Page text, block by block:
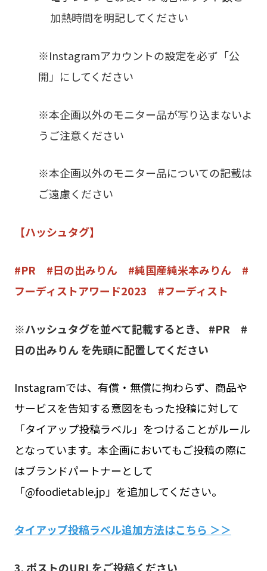
加熱時間を明記してください
※Instagramアカウントの設定を必ず「公
開」にしてください
※本企画以外のモニター品が写り込まないよ
うご注意ください
※本企画以外のモニター品についての記載は
ご遠慮ください
【ハッシュタグ】
#PR #日の出みりん #純国産純米本みりん #
フーディストアワード2023 #フーディスト
※ハッシュタグを並べて記載するとき、 #PR #
日の出みりん を先頭に配置してください
Instagramでは、有償・無償に拘わらず、商品や
サービスを告知する意図をもった投稿に対して
「タイアップ投稿ラベル」をつけることがルール
となっています。本企画においてもご投稿の際に
はブランドパートナーとして
「@foodietable.jp」を追加してください。
タイアップ投稿ラベル追加方法はこちら ＞＞
3. ポストのURLをご投稿ください